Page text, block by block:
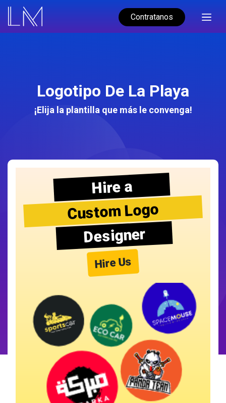
Contratanos
Logotipo De La Playa
¡Elija la plantilla que más le convenga!
Hire a
Custom Logo
Designer
Hire Us